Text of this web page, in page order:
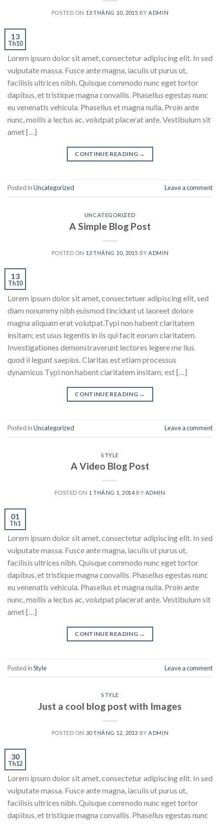
POSTED ON 13 THÁNG 10, 2015 BYADMIN
13
Th10
Lorem ipsum dolor sit amet, consectetur adipiscing elit. In sed
vulputate massa. Fusce ante magna, iaculis ut purus ut,
facilisis ultrices nibh. Quisque commodo nunc eget tortor
dapibus, et tristique magna convallis. Phasellus egestas nunc
eu venenatis vehicula. Phasellus et magna nulla. Proin ante
nunc, mollis a lectus ac, volutpat placerat ante. Vestibulum sit
amet […]
CONTINUE READING →
Posted inUncategorized Leave a comment
UNCATEGORIZED
A Simple Blog Post
POSTED ON 13 THÁNG 10, 2015 BY ADMIN
13
Th10
Lorem ipsum dolor sit amet, consectetuer adipiscing elit, sed
diam nonummy nibh euismod tincidunt ut laoreet dolore
magna aliquam erat volutpat.Typi non habent claritatem
insitam; est usus legentis in iis qui facit eorum claritatem.
Investigationes demonstraverunt lectores legere me lius
quod ii legunt saepius. Claritas est etiam processus
dynamicus Typi non habent claritatem insitam; est […]
CONTINUE READING →
Posted inUncategorized Leave a comment
STYLE
A Video Blog Post
POSTED ON 1 THÁNG 1, 2014 BY ADMIN
01
Th1
Lorem ipsum dolor sit amet, consectetur adipiscing elit. In sed
vulputate massa. Fusce ante magna, iaculis ut purus ut,
facilisis ultrices nibh. Quisque commodo nunc eget tortor
dapibus, et tristique magna convallis. Phasellus egestas nunc
eu venenatis vehicula. Phasellus et magna nulla. Proin ante
nunc, mollis a lectus ac, volutpat placerat ante. Vestibulum sit
amet […]
CONTINUE READING →
Posted inStyle Leave a comment
STYLE
Just a cool blog post with Images
POSTED ON 30 THÁNG 12, 2013 BYADMIN
30
Th12
Lorem ipsum dolor sit amet, consectetur adipiscing elit. In sed
vulputate massa. Fusce ante magna, iaculis ut purus ut,
facilisis ultrices nibh. Quisque commodo nunc eget tortor
dapibus, et tristique magna convallis. Phasellus egestas nunc